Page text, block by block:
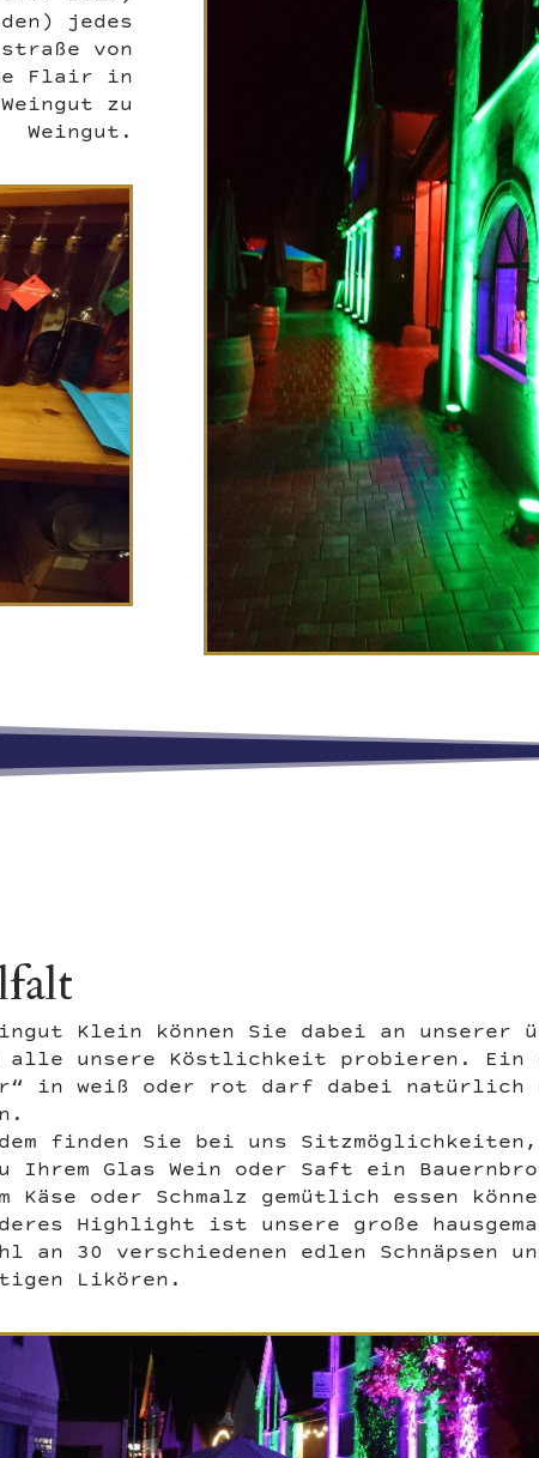
jedes
von
Flair in
zu
Weingut.
Klein können Sie dabei an unserer
alle unsere Köstlichkeit probieren. Ein
in weiß oder rot darf dabei natürlich
finden Sie bei uns Sitzmöglichkeiten,
Ihrem Glas Wein oder Saft ein
Käse oder Schmalz gemütlich essen
Highlight ist unsere große
an 30 verschiedenen edlen Schnäpsen
Likören.